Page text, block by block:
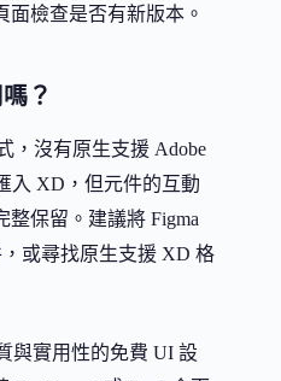
檢查是否有新版本。
？
，沒有原生支援 Adobe
入 XD，但元件的互動
整保留。建議將 Figma
或尋找原生支援 XD 格
與實用性的免費 UI 設